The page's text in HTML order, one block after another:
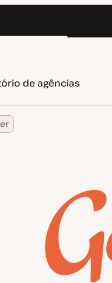
de agências